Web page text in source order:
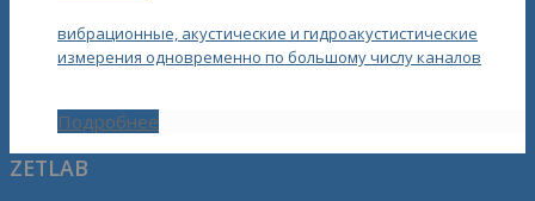
вибрационные, акустические и гидроакустистические
измерения одновременно по большому числу каналов
Подробнее
ZETLAB